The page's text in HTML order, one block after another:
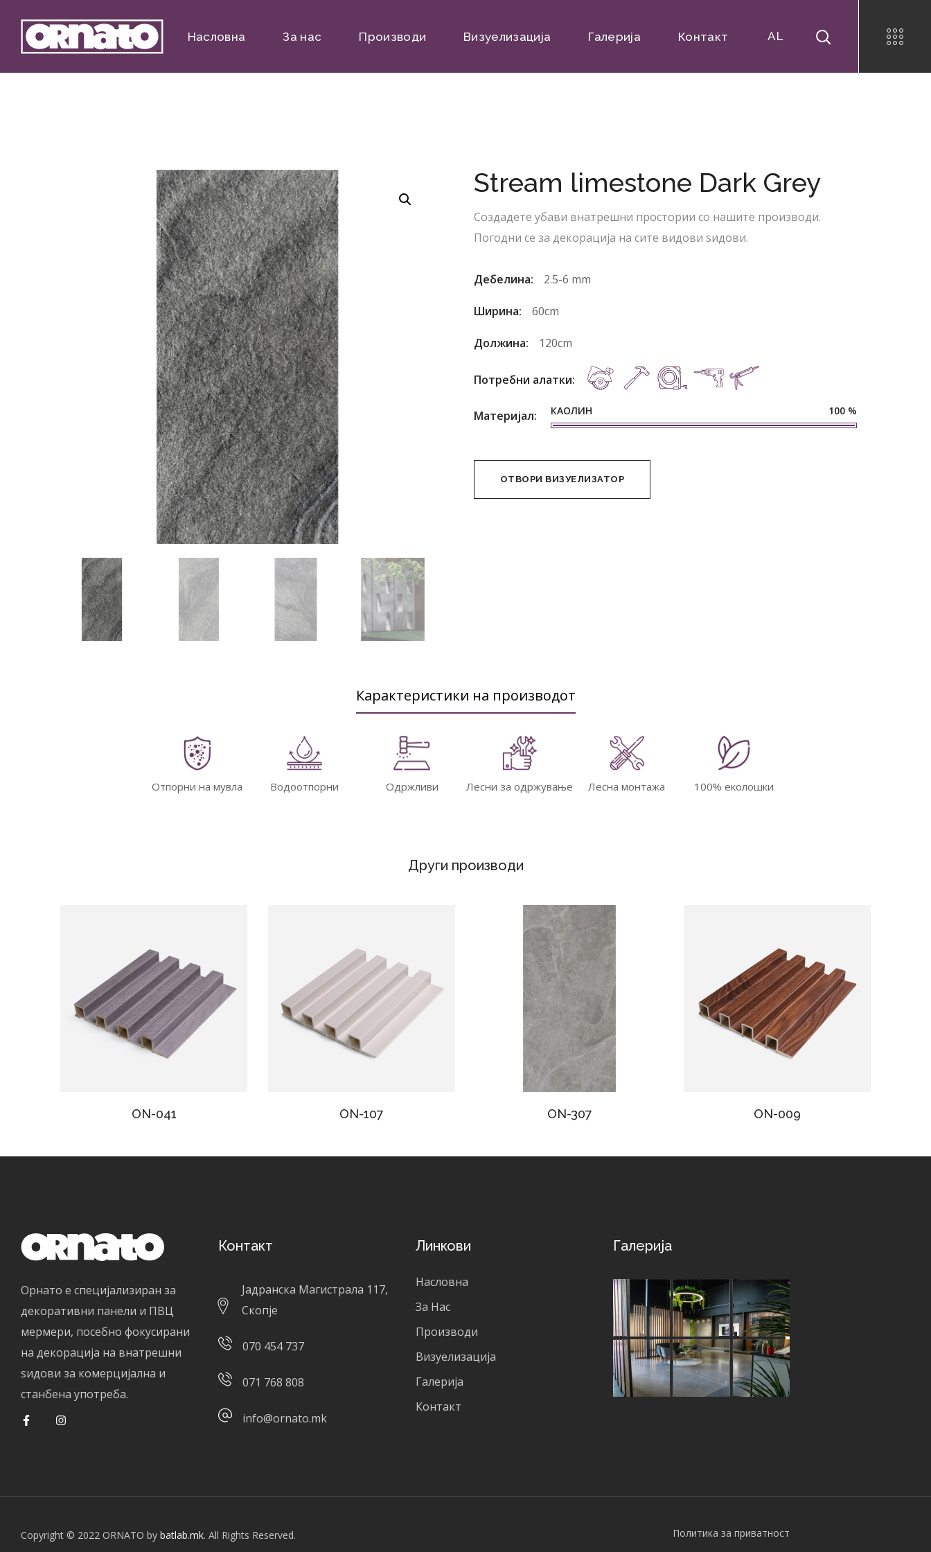
Насловна За нас Производи Визуелизација Галерија Контакт AL
Stream limestone Dark Grey
Создадете убави внатрешни простории со нашите производи.
Погодни се за декорација на сите видови ѕидови.
Дебелина: 2.5-6 mm
Ширина: 60cm
Должина: 120cm
Потребни алатки:
Материјал: КАОЛИН 100 %
ОТВОРИ ВИЗУЕЛИЗАТОР
Карактеристики на производот
Отпорни на мувла Водоотпорни Одржливи Лесни за одржување Лесна монтажа 100% еколошки
Други производи
ON-041 ON-107 ON-307 ON-009
Орнато е специјализиран за
декоративни панели и ПВЦ
мермери, посебно фокусирани
на декорација на внатрешни
ѕидови за комерцијална и
станбена употреба.
Контакт
Јадранска Магистрала 117,
Скопје
070 454 737
071 768 808
info@ornato.mk
Линкови
Насловна
За Нас
Производи
Визуелизација
Галерија
Контакт
Галерија
Copyright © 2022 ORNATO by batlab.mk. All Rights Reserved. Политика за приватност